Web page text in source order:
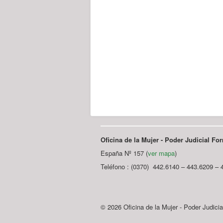
Oficina de la Mujer - Poder Judicial
España Nº 157 (ver mapa)
Teléfono : (0370) 442.6140 – 443.6209 –
© 2026 Oficina de la Mujer - Poder